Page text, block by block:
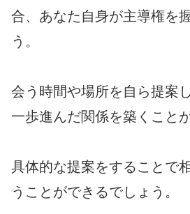
合、あなた自身が主導権を
う。
会う時間や場所を自ら提案
一歩進んだ関係を築くこと
具体的な提案をすることで
うことができるでしょう。